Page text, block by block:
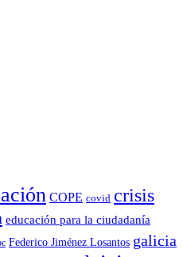
COPE covid crisis
educación para la ciudadaní­a
Federico Jiménez Losantos galicia